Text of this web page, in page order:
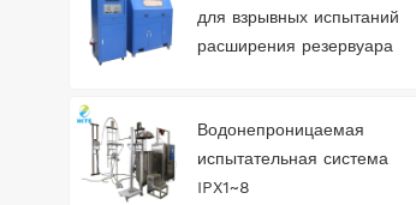
для взрывных испытаний
расширения резервуара
Водонепроницаемая
испытательная система
IPX1~8